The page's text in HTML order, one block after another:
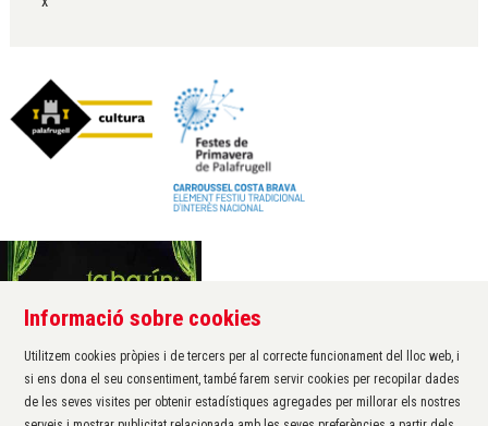
Àrea de cultura de l'Ajuntament de Palafrugell
Carrer Santa Margarida, 1
17200 Palafrugell
972 611 172 ·
cultura@palafrugell.cat
Informació sobre cookies
Utilitzem cookies pròpies i de tercers per al correcte funcionament del lloc web, i
si ens dona el seu consentiment, també farem servir cookies per recopilar dades
de les seves visites per obtenir estadístiques agregades per millorar els nostres